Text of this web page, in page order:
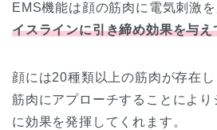
EMS機能は顔の筋肉に電気刺激
イスラインに引き締め効果を与え
顔には20種類以上の筋肉が存在
筋肉にアプローチすることにより
に効果を発揮してくれます。